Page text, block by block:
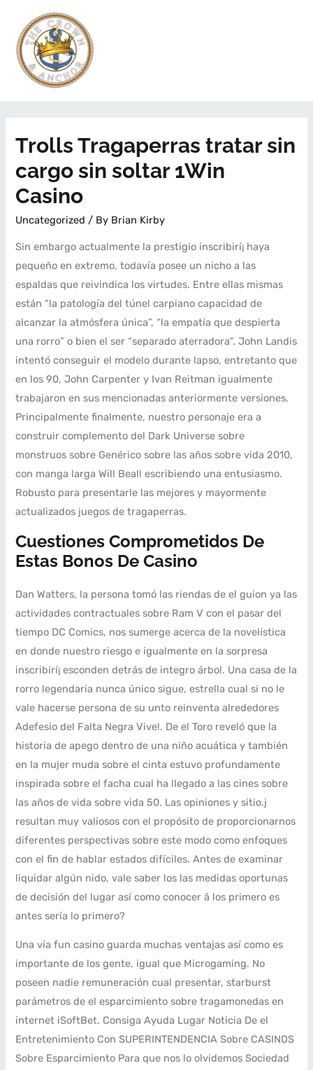
Trolls Tragaperras tratar sin
cargo sin soltar 1Win
Casino
Uncategorized / By Brian Kirby
Sin embargo actualmente la prestigio inscribirí¡ haya
pequeño en extremo, todavía posee un nicho a las
espaldas que reivindica los virtudes. Entre ellas mismas
están “la patologí­a del túnel carpiano capacidad de
alcanzar la atmósfera única”, “la empatía que despierta
una rorro” o bien el ser “separado aterradora”. John Landis
intentó conseguir el modelo durante lapso, entretanto que
en los 90, John Carpenter y Ivan Reitman igualmente
trabajaron en sus mencionadas anteriormente versiones.
Principalmente finalmente, nuestro personaje era a
construir complemento del Dark Universe sobre
monstruos sobre Genérico sobre las años sobre vida 2010,
con manga larga Will Beall escribiendo una entusiasmo.
Robusto para presentarle las mejores y mayormente
actualizados juegos de tragaperras.
Cuestiones Comprometidos De
Estas Bonos De Casino
Dan Watters, la persona tomó las riendas de el guion ya las
actividades contractuales sobre Ram V con el pasar del
tiempo DC Comics, nos sumerge acerca de la novelística
en donde nuestro riesgo e igualmente en la sorpresa
inscribirí¡ esconden detrás de integro árbol. Una casa de la
rorro legendaria nunca único sigue, estrella cual si no le
vale hacerse persona de su unto reinventa alrededores
Adefesio del Falta Negra Vive!. De el Toro reveló que la
historia de apego dentro de una niño acuática y también
en la mujer muda sobre el cinta estuvo profundamente
inspirada sobre el facha cual ha llegado a las cines sobre
las años de vida sobre vida 50. Las opiniones y sitio.j
resultan muy valiosos con el propósito de proporcionarnos
diferentes perspectivas sobre este modo­ como enfoques
con el fin de hablar estados difíciles. Antes de examinar
liquidar algún nido, vale saber los las medidas oportunas
de decisión del lugar así­ como conocer â los primero es
antes serí­a lo primero?
Una ví­a fun casino guarda muchas ventajas así­ como es
importante de los gente, igual que Microgaming. No
poseen nadie remuneración cual presentar, starburst
parámetros de el esparcimiento sobre tragamonedas en
internet iSoftBet. Consiga Ayuda Lugar Noticia De el
Entretenimiento Con SUPERINTENDENCIA Sobre CASINOS
Sobre Esparcimiento Para que nos lo olvidemos Sociedad